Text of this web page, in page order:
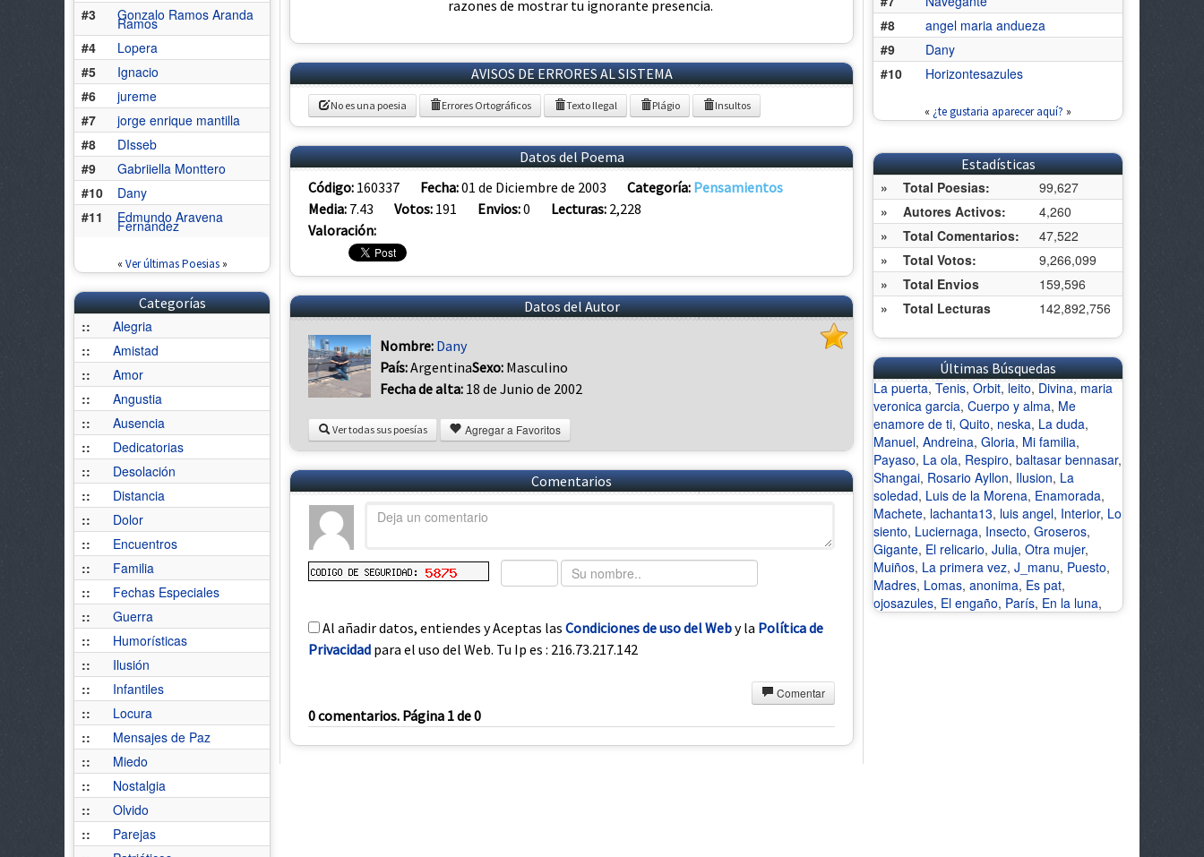
#3
Gonzalo Ramos Aranda
Ramos
#4
Lopera
#5
Ignacio
#6
jureme
#7
jorge enrique mantilla
#8
DIsseb
#9
Gabriiella Monttero
#10
Dany
#11
Edmundo Aravena
Fernández
« Ver últimas Poesias»
Categorías
::
Alegria
::
Amistad
::
Amor
::
Angustia
::
Ausencia
::
Dedicatorias
::
Desolación
::
Distancia
::
Dolor
::
Encuentros
::
Familia
::
Fechas Especiales
::
Guerra
::
Humorísticas
::
Ilusión
::
Infantiles
::
Locura
::
Mensajes de Paz
::
Miedo
::
Nostalgia
::
Olvido
::
Parejas
razones de mostrar tu ignorante presencia.
AVISOS DE ERRORES AL SISTEMA
No es una poesia Errores Ortográficos Texto Ilegal Plágio Insultos
Datos del Poema
Código: 160337 Fecha:01 de Diciembre de 2003 Categoría: Pensamientos
Media: 7.43 Votos: 191 Envios:0 Lecturas: 2,228
Valoración:
Datos del Autor
Nombre: Dany
País:ArgentinaSexo: Masculino
Fecha de alta: 18 de Junio de 2002
Ver todas sus poesías Agregar a Favoritos
Comentarios
Al añadir datos, entiendes y Aceptas las Condiciones de uso del Weby la Política de
Privacidad para el uso del Web. Tu Ip es : 216.73.217.142
Comentar
0 comentarios. Página 1 de 0
#8
angel maria andueza
#9
Dany
#10
Horizontesazules
« ¿te gustaria aparecer aquí? »
Estadísticas
»
Total Poesias:
99,627
»
Autores Activos:
4,260
»
Total Comentarios:
47,522
»
Total Votos:
9,266,099
»
Total Envios
159,596
»
Total Lecturas 142,892,756
Últimas Búsquedas
La puerta, Tenis, Orbit, leito, Divina, maria
veronica garcia, Cuerpo y alma, Me
enamore de ti, Quito, neska, La duda,
Manuel, Andreina, Gloria, Mi familia,
Payaso, La ola, Respiro, baltasar bennasar,
Shangai, Rosario Ayllon, Ilusion, La
soledad, Luis de la Morena, Enamorada,
Machete, lachanta13, luis angel, Interior, Lo
siento, Luciernaga, Insecto, Groseros,
Gigante, El relicario, Julia, Otra mujer,
Muiños, La primera vez, J_manu, Puesto,
Madres, Lomas, anonima, Es pat,
ojosazules, El engaño, París, En la luna,